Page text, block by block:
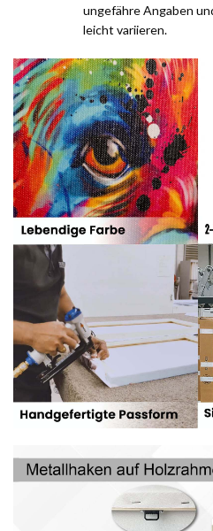
ungefähre Angaben
leicht variieren.